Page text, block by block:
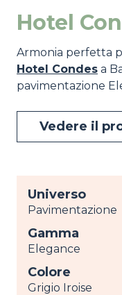
Hotel
Armonia perfetta
Hotel Condes a
pavimentazione
Vedere il
Universo
Pavimentazione
Gamma
Elegance
Colore
Grigio Iroise